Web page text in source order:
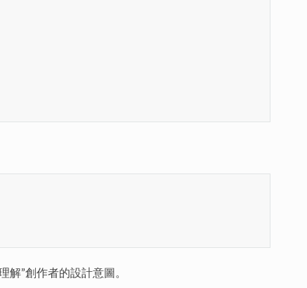
解”創作者的設計意圖。